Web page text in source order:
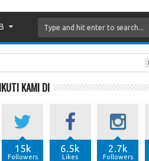
IKUTI KAMI DI
15k
Followers
6.5k
Likes
2.7k
Followers